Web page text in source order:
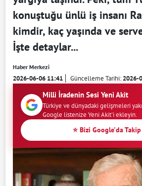
konuştuğu ünlü iş insanı
kimdir, kaç yaşında ve
İşte detaylar...
Haber Merkezi
2026-06-06 11:41 Güncelleme Tarihi:2026-
Milli İradenin Sesi Yeni Akit
Türkiye ve dünyadaki gelişmeleri
Google listenize Yeni Akit'i ekleyin.
⭐ Bizi Google'da